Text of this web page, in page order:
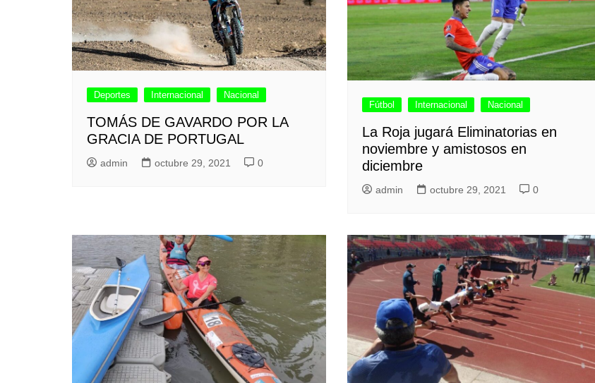
Deportes Internacional Nacional
TOMÁS DE GAVARDO POR LA
GRACIA DE PORTUGAL
admin octubre 29, 2021 0
Fútbol Internacional Nacional
La Roja jugará Eliminatorias en
noviembre y amistosos en
diciembre
admin octubre 29, 2021 0